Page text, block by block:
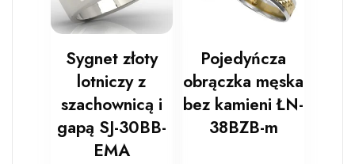
Sygnet złoty
lotniczy z
szachownicą i
gapą SJ-30BB-
EMA
Pojedyńcza
obrączka męska
bez kamieni ŁN-
38BZB-m